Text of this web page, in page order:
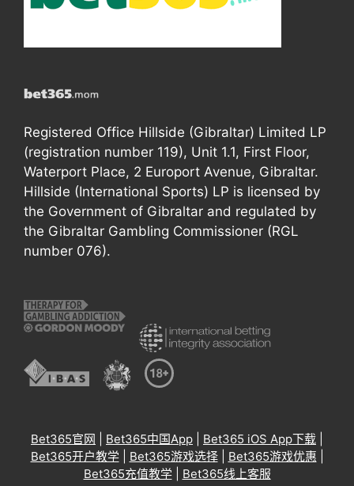
Registered Office Hillside (Gibraltar) Limited LP
(registration number 119), Unit 1.1, First Floor,
Waterport Place, 2 Europort Avenue, Gibraltar.
Hillside (International Sports) LP is licensed by
the Government of Gibraltar and regulated by
the Gibraltar Gambling Commissioner (RGL
number 076).
Bet365官网 Bet365中国App Bet365 iOS App下载
Bet365开户教学| Bet365游戏选择| Bet365游戏优惠
Bet365充值教学| Bet365线上客服